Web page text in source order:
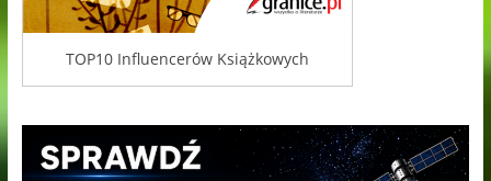
TOP10 Influencerów Książkowych